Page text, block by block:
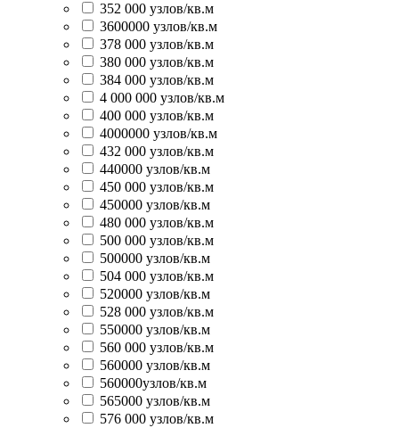
352 000 узлов/кв.м
3600000 узлов/кв.м
378 000 узлов/кв.м
380 000 узлов/кв.м
384 000 узлов/кв.м
4 000 000 узлов/кв.м
400 000 узлов/кв.м
4000000 узлов/кв.м
432 000 узлов/кв.м
440000 узлов/кв.м
450 000 узлов/кв.м
450000 узлов/кв.м
480 000 узлов/кв.м
500 000 узлов/кв.м
500000 узлов/кв.м
504 000 узлов/кв.м
520000 узлов/кв.м
528 000 узлов/кв.м
550000 узлов/кв.м
560 000 узлов/кв.м
560000 узлов/кв.м
560000узлов/кв.м
565000 узлов/кв.м
576 000 узлов/кв.м